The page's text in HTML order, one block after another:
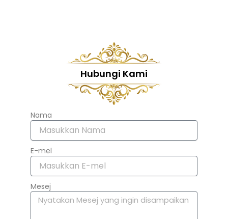
Hubungi Kami
Nama
E-mel
Mesej